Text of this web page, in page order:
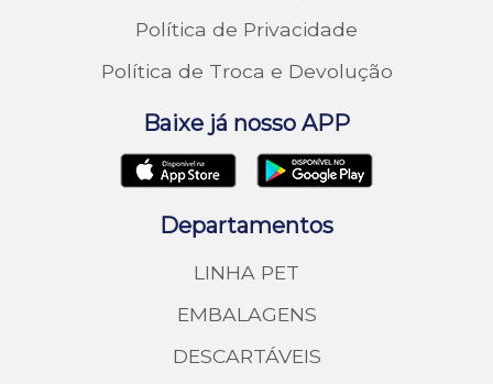
Política de Privacidade
Política de Troca e Devolução
Baixe já nosso APP
Departamentos
LINHA PET
EMBALAGENS
DESCARTÁVEIS